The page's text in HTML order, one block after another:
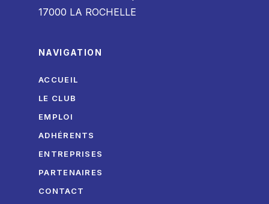
17000 LA ROCHELLE
NAVIGATION
ACCUEIL
LE CLUB
EMPLOI
ADHÉRENTS
ENTREPRISES
PARTENAIRES
CONTACT